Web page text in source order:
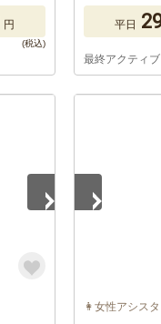
円 平日
最終アクティ
👩‍女性アシス